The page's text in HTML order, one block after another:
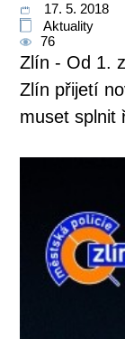
17. 5. 2018
Aktuality
76
Zlín - Od 1.
Zlín přijetí
muset splnit